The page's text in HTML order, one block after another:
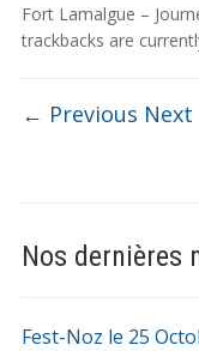
Fort Lamalgue –
trackbacks are
← Previous
Nos dernières
Fest-Noz le 25